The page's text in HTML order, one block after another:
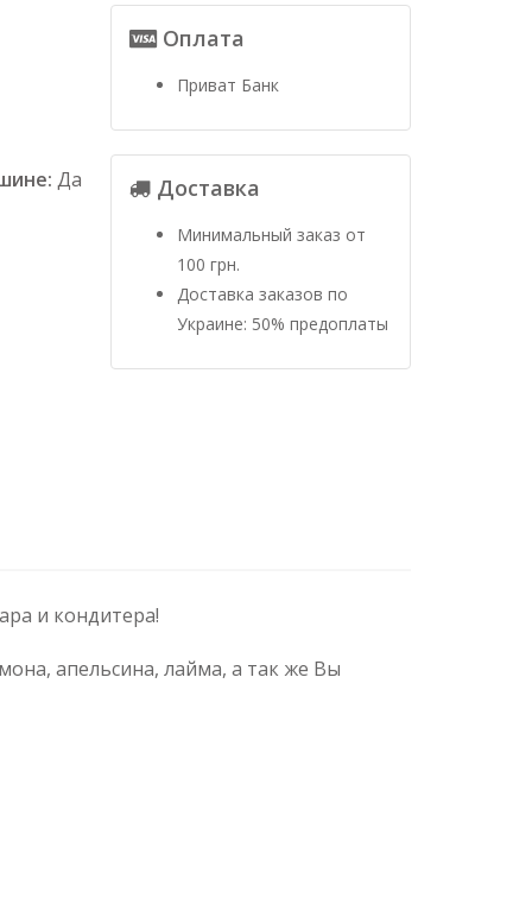
Да
Оплата
Приват Банк
Доставка
Минимальный заказ от
100 грн.
Доставка заказов по
Украине: 50% предоплаты
и кондитера!
апельсина, лайма, а так же Вы